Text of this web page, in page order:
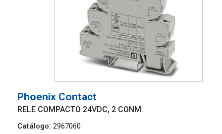
Phoenix Contact
RELE COMPACTO 24VDC, 2 CONM.
Catálogo: 2967060